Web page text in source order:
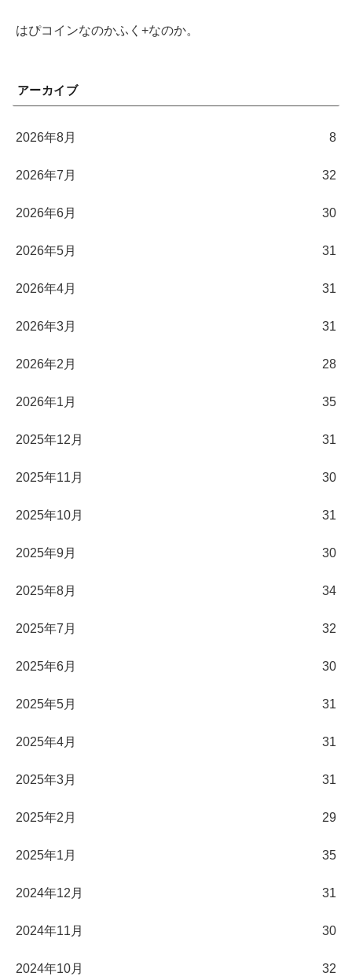
はぴコインなのかふく+なのか。
アーカイブ
2026年8月 8
2026年7月 32
2026年6月 30
2026年5月 31
2026年4月 31
2026年3月 31
2026年2月 28
2026年1月 35
2025年12月 31
2025年11月 30
2025年10月 31
2025年9月 30
2025年8月 34
2025年7月 32
2025年6月 30
2025年5月 31
2025年4月 31
2025年3月 31
2025年2月 29
2025年1月 35
2024年12月 31
2024年11月 30
2024年10月 32